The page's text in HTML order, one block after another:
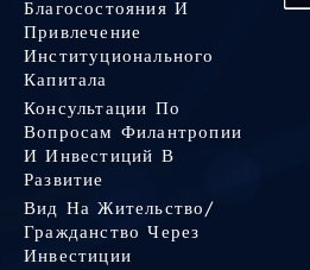
Благосостояния И
Привлечение
Институционального
Капитала
Консультации По
Вопросам Филантропии
И Инвестиций В
Развитие
Вид На Жительство/
Гражданство Через
Инвестиции